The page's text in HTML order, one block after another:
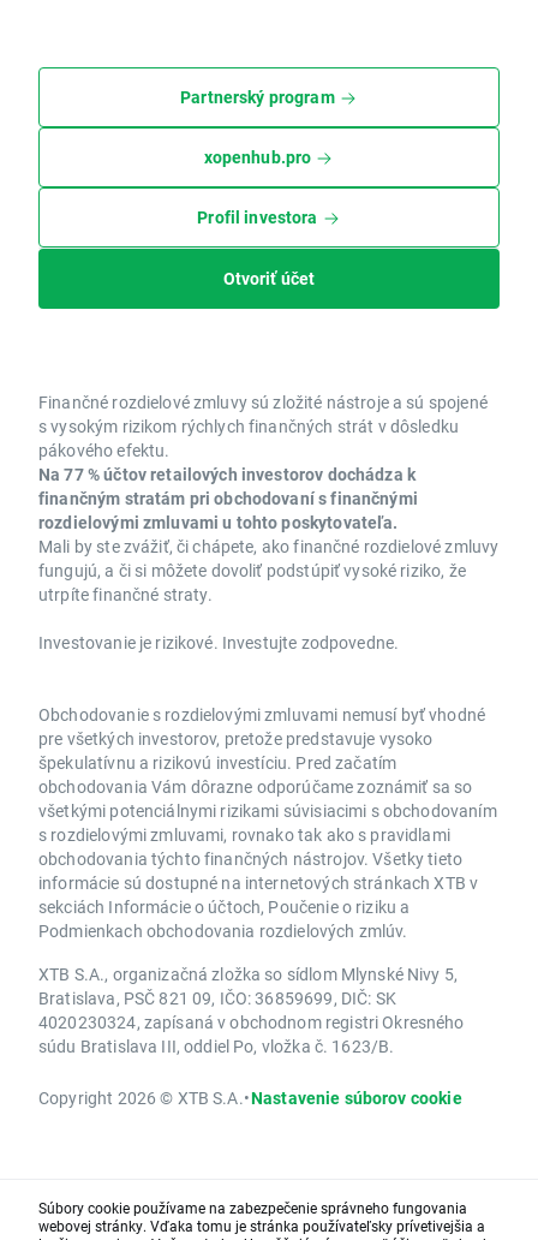
Partnerský program
xopenhub.pro
Profil investora
Otvoriť účet
Finančné rozdielové zmluvy sú zložité nástroje a sú spojené
s vysokým rizikom rýchlych finančných strát v dôsledku
pákového efektu.
Na 77 % účtov retailových investorov dochádza k
finančným stratám pri obchodovaní s finančnými
rozdielovými zmluvami u tohto poskytovateľa.
Mali by ste zvážiť, či chápete, ako finančné rozdielové zmluvy
fungujú, a či si môžete dovoliť podstúpiť vysoké riziko, že
utrpíte finančné straty.
Investovanie je rizikové. Investujte zodpovedne.
Obchodovanie s rozdielovými zmluvami nemusí byť vhodné
pre všetkých investorov, pretože predstavuje vysoko
špekulatívnu a rizikovú investíciu. Pred začatím
obchodovania Vám dôrazne odporúčame zoznámiť sa so
všetkými potenciálnymi rizikami súvisiacimi s obchodovaním
s rozdielovými zmluvami, rovnako tak ako s pravidlami
obchodovania týchto finančných nástrojov. Všetky tieto
informácie sú dostupné na internetových stránkach XTB v
sekciách Informácie o účtoch, Poučenie o riziku a
Podmienkach obchodovania rozdielových zmlúv.
XTB S.A., organizačná zložka so sídlom Mlynské Nivy 5,
Bratislava, PSČ 821 09, IČO: 36859699, DIČ: SK
4020230324, zapísaná v obchodnom registri Okresného
súdu Bratislava III, oddiel Po, vložka č. 1623/B.
Copyright 2026 © XTB S.A.•Nastavenie súborov cookie
Súbory cookie používame na zabezpečenie správneho fungovania
webovej stránky. Vďaka tomu je stránka používateľsky prívetivejšia a